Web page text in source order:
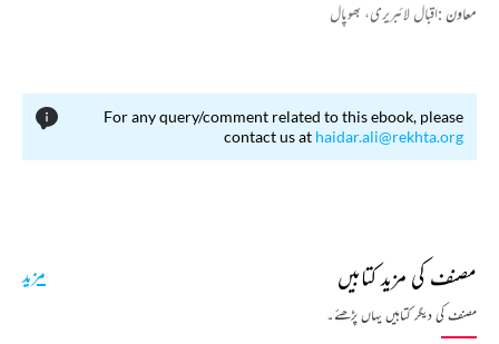
معاون :اقبال لائبریری، بھوپال
For any query/comment related to this ebook, please
contact us at haidar.ali@rekhta.org
مصنف کی مزید کتابیں
مصنف کی دیگر کتابیں یہاں پڑھئے۔
مزید